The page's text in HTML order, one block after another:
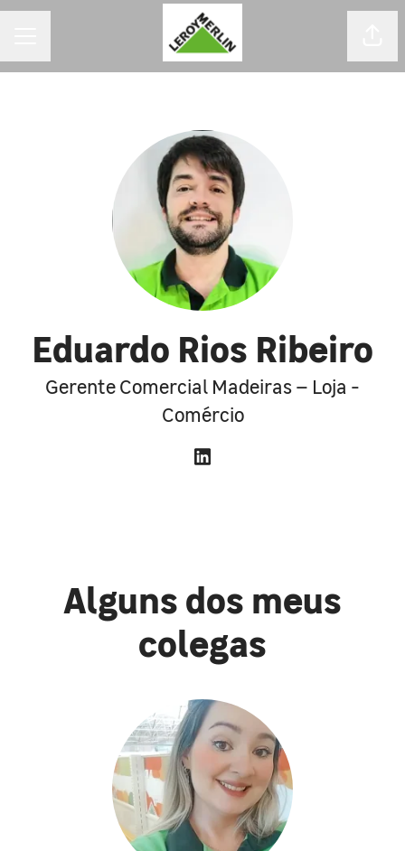
Eduardo Rios Ribeiro
Gerente Comercial Madeiras – Loja -
Comércio
Alguns dos meus
colegas